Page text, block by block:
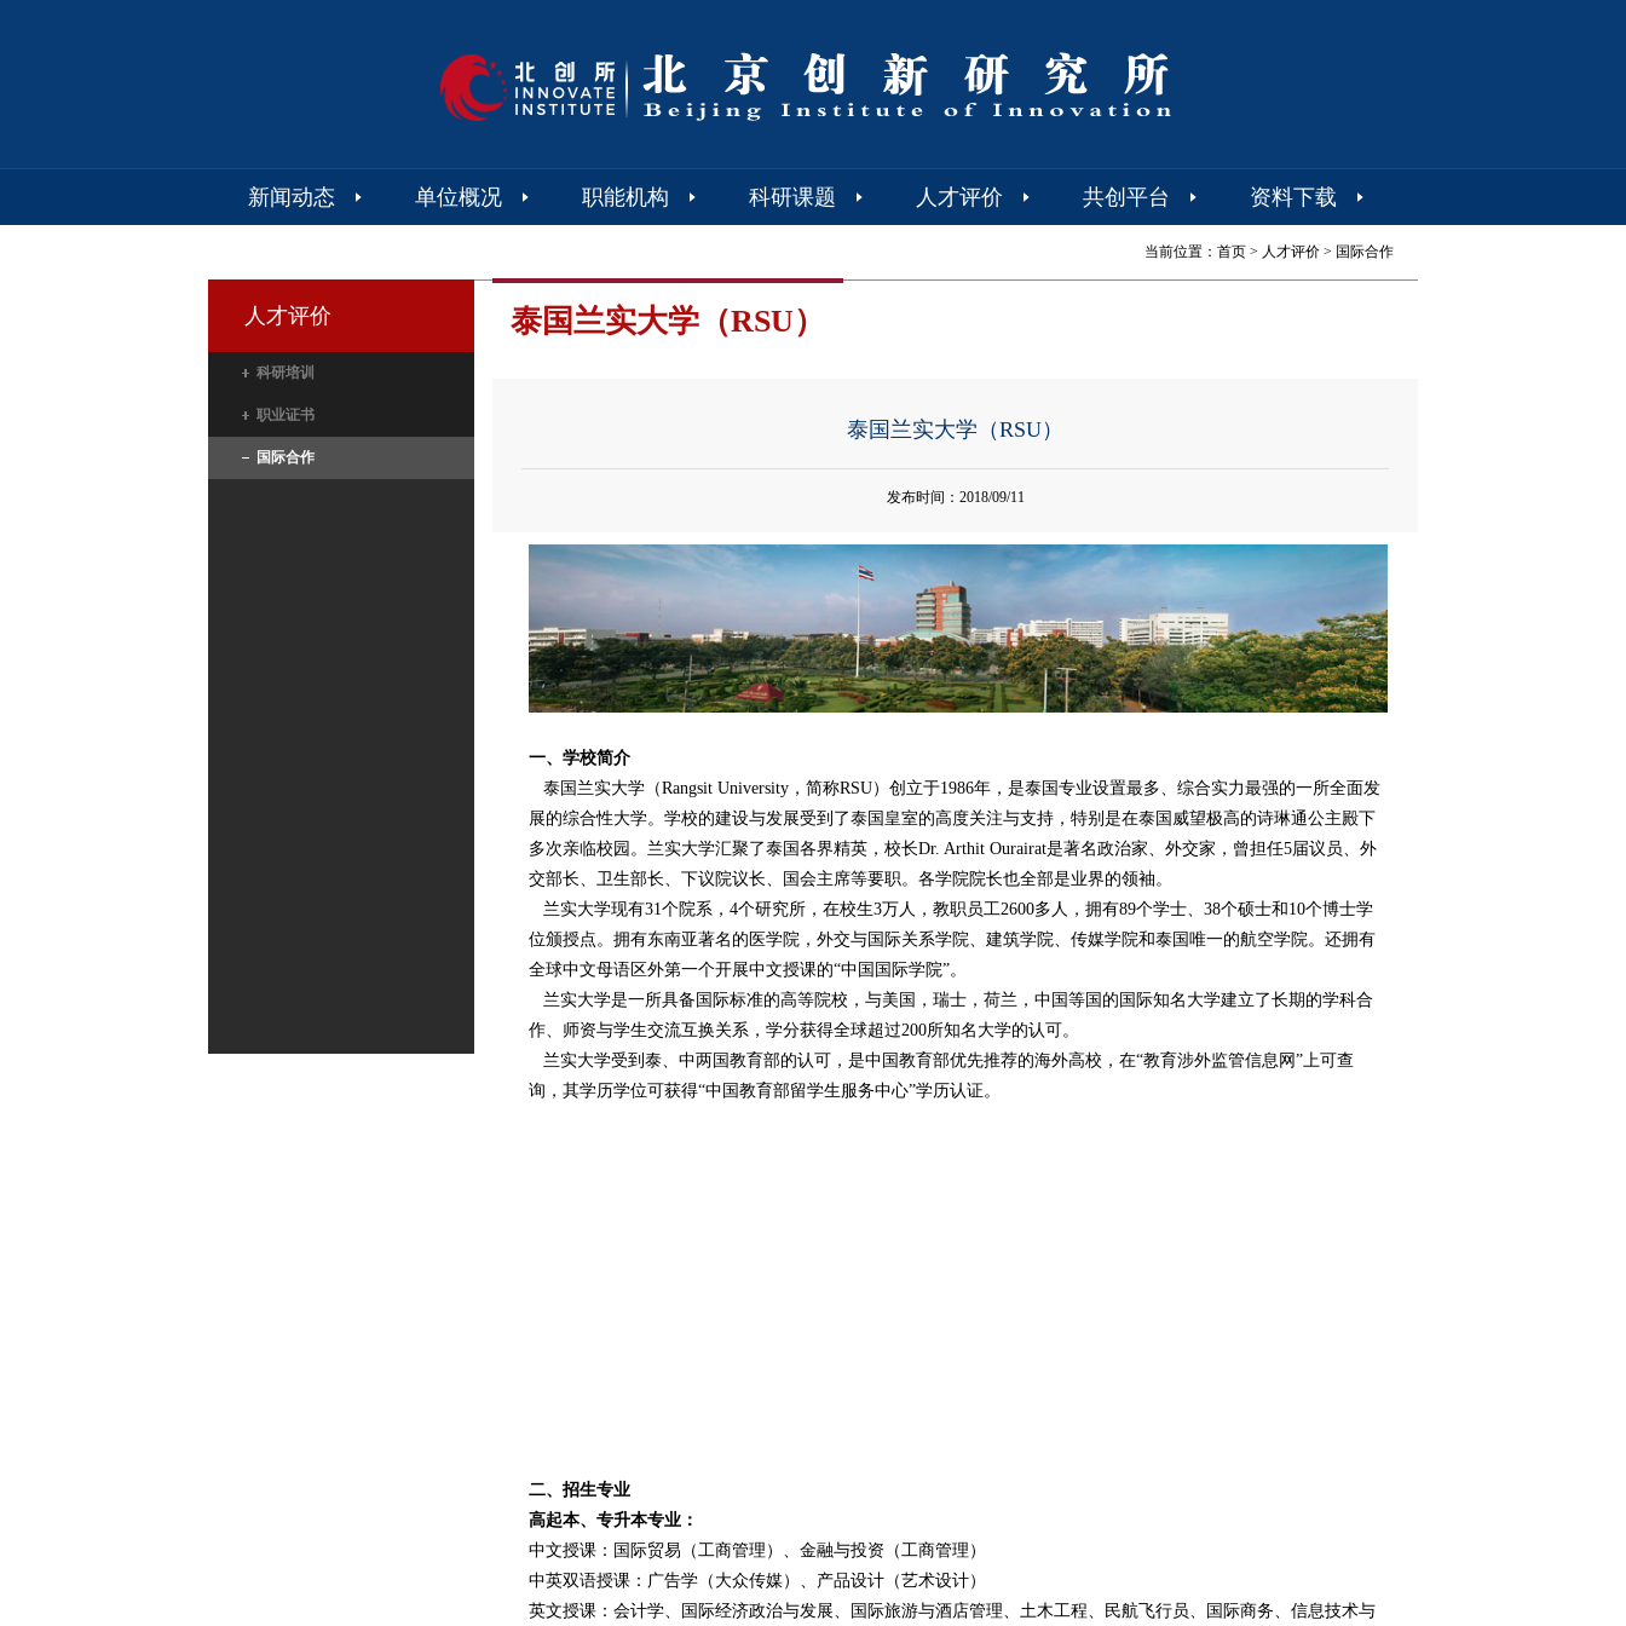
新闻动态 单位概况 职能机构 科研课题 人才评价 共创平台 资料下载
当前位置： 首页 > 人才评价 > 国际合作
人才评价
科研培训
职业证书
国际合作
泰国兰实大学（RSU）
泰国兰实大学（RSU）
发布时间：2018/09/11
一、学校简介
泰国兰实大学（Rangsit University，简称RSU）创立于1986年，是泰国专业设置最多、综合实力最强的一所全面发
展的综合性大学。学校的建设与发展受到了泰国皇室的高度关注与支持，特别是在泰国威望极高的诗琳通公主殿下
多次亲临校园。兰实大学汇聚了泰国各界精英，校长Dr. Arthit Ourairat是著名政治家、外交家，曾担任5届议员、外
交部长、卫生部长、下议院议长、国会主席等要职。各学院院长也全部是业界的领袖。
兰实大学现有31个院系，4个研究所，在校生3万人，教职员工2600多人，拥有89个学士、38个硕士和10个博士学
位颁授点。拥有东南亚著名的医学院，外交与国际关系学院、建筑学院、传媒学院和泰国唯一的航空学院。还拥有
全球中文母语区外第一个开展中文授课的“中国国际学院”。
兰实大学是一所具备国际标准的高等院校，与美国，瑞士，荷兰，中国等国的国际知名大学建立了长期的学科合
作、师资与学生交流互换关系，学分获得全球超过200所知名大学的认可。
兰实大学受到泰、中两国教育部的认可，是中国教育部优先推荐的海外高校，在“教育涉外监管信息网”上可查
询，其学历学位可获得“中国教育部留学生服务中心”学历认证。
二、招生专业
高起本、专升本专业：
中文授课：国际贸易（工商管理）、金融与投资（工商管理）
中英双语授课：广告学（大众传媒）、产品设计（艺术设计）
英文授课：会计学、国际经济政治与发展、国际旅游与酒店管理、土木工程、民航飞行员、国际商务、信息技术与